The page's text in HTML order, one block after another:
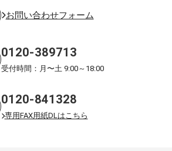
お問い合わせフォーム
0120-389713
受付時間：月〜土 9:00～18:00
0120-841328
専用FAX用紙DLはこちら